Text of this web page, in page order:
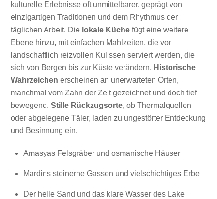
kulturelle Erlebnisse oft unmittelbarer, geprägt von
einzigartigen Traditionen und dem Rhythmus der
täglichen Arbeit. Die lokale Küche fügt eine weitere
Ebene hinzu, mit einfachen Mahlzeiten, die vor
landschaftlich reizvollen Kulissen serviert werden, die
sich von Bergen bis zur Küste verändern. Historische
Wahrzeichen erscheinen an unerwarteten Orten,
manchmal vom Zahn der Zeit gezeichnet und doch tief
bewegend.Stille Rückzugsorte, ob Thermalquellen
oder abgelegene Täler, laden zu ungestörter Entdeckung
und Besinnung ein.
Amasyas Felsgräber und osmanische Häuser
Mardins steinerne Gassen und vielschichtiges Erbe
Der helle Sand und das klare Wasser des Lake